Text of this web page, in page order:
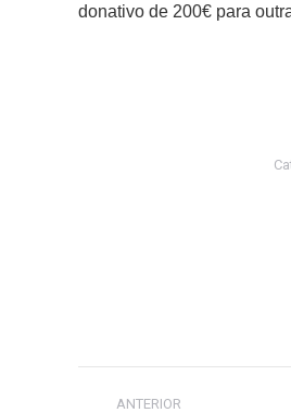
donativo de 200€ para
Post
ANTERIOR